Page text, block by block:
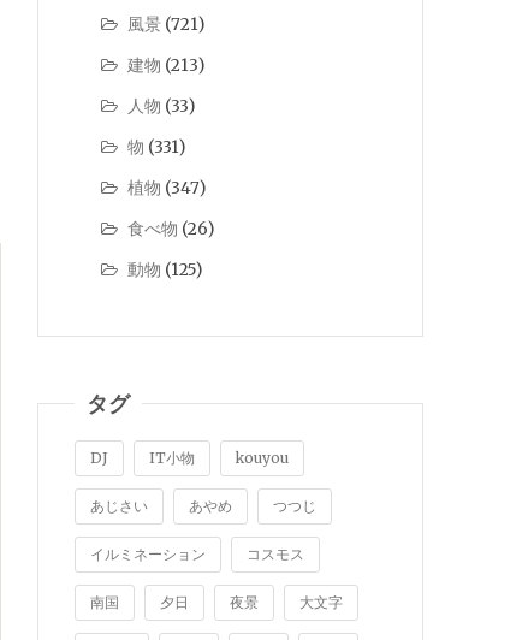
風景 (721)
建物 (213)
人物 (33)
物 (331)
植物 (347)
食べ物 (26)
動物 (125)
タグ
DJ IT小物 kouyou
あじさい あやめ つつじ
イルミネーション コスモス
南国 夕日 夜景 大文字